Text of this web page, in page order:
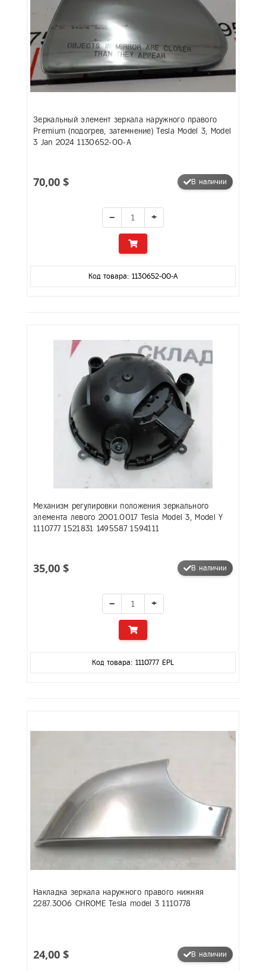
Зеркальный элемент зеркала наружного правого
Premium (подогрев, затемнение) Tesla Model 3, Model
3 Jan 2024 1130652-00-A
70,00 $ В наличии
− +
Код товара: 1130652-00-A
Механизм регулировки положения зеркального
элемента левого 2001.0017 Tesla Model 3, Model Y
1110777 1521831 1495587 1594111
35,00 $ В наличии
− +
Код товара: 1110777 EPL
Накладка зеркала наружного правого нижняя
2287.3006 CHROME Tesla model 3 1110778
24,00 $ В наличии